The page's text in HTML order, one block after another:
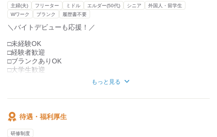
・簡単な清掃など
出来ることからお任せしていきますので
少しずつ慣れていってくださいね◎
主婦(夫) フリーター ミドル エルダー(50代) シニア
外国人・留学生
Wワーク
ブランク 履歴書不要
＼バイトデビューも応援！／
□未経験OK
□経験者歓迎
□ブランクありOK
□大学生歓迎
もっと見る
待遇・福利厚生
研修制度